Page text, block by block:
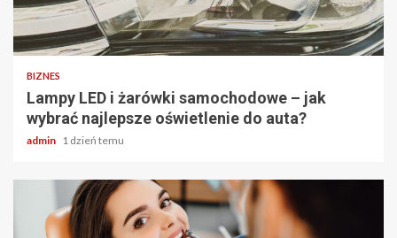
2 min odczytu
BIZNES
Lampy LED i żarówki samochodowe – jak
wybrać najlepsze oświetlenie do auta?
admin 1 dzień temu